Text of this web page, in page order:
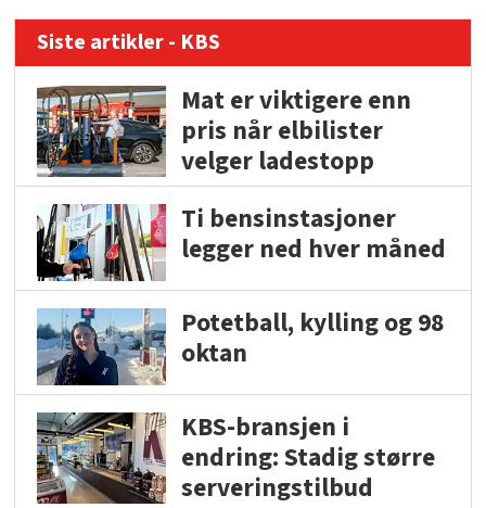
Siste artikler - KBS
Mat er viktigere enn
pris når elbilister
velger ladestopp
Ti bensinstasjoner
legger ned hver måned
Potetball, kylling og 98
oktan
KBS-bransjen i
endring: Stadig større
serveringstilbud